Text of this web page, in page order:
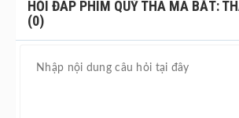
HỎI ĐÁP PHIM QUỶ THA MA BẮT:
(0)